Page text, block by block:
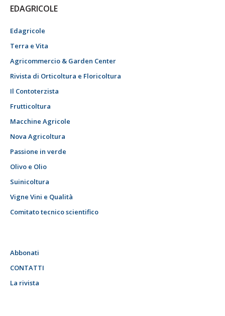
EDAGRICOLE
Edagricole
Terra e Vita
Agricommercio & Garden Center
Rivista di Orticoltura e Floricoltura
Il Contoterzista
Frutticoltura
Macchine Agricole
Nova Agricoltura
Passione in verde
Olivo e Olio
Suinicoltura
Vigne Vini e Qualità
Comitato tecnico scientifico
Abbonati
CONTATTI
La rivista